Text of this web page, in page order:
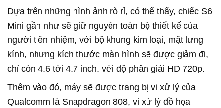
Dựa trên những hình ảnh rò rỉ, có thể thấy, chiếc S6
Mini gần như sẽ giữ nguyên toàn bộ thiết kế của
người tiền nhiệm, với bộ khung kim loại, mặt lưng
kính, nhưng kích thước màn hình sẽ được giảm đi,
chỉ còn 4,6 tới 4,7 inch, với độ phân giải HD 720p.
Thêm vào đó, máy sẽ được trang bị vi xử lý của
Qualcomm là Snapdragon 808, vi xử lý đồ họa